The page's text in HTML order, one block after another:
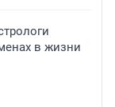
в жизни